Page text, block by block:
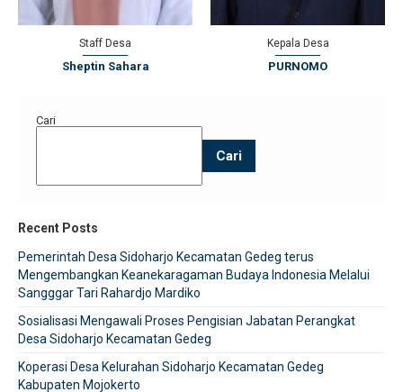
Staff Desa
Sheptin Sahara
Kepala Desa
PURNOMO
Cari
Cari
Recent Posts
Pemerintah Desa Sidoharjo Kecamatan Gedeg terus
Mengembangkan Keanekaragaman Budaya Indonesia Melalui
Sangggar Tari Rahardjo Mardiko
Sosialisasi Mengawali Proses Pengisian Jabatan Perangkat
Desa Sidoharjo Kecamatan Gedeg
Koperasi Desa Kelurahan Sidoharjo Kecamatan Gedeg
Kabupaten Mojokerto